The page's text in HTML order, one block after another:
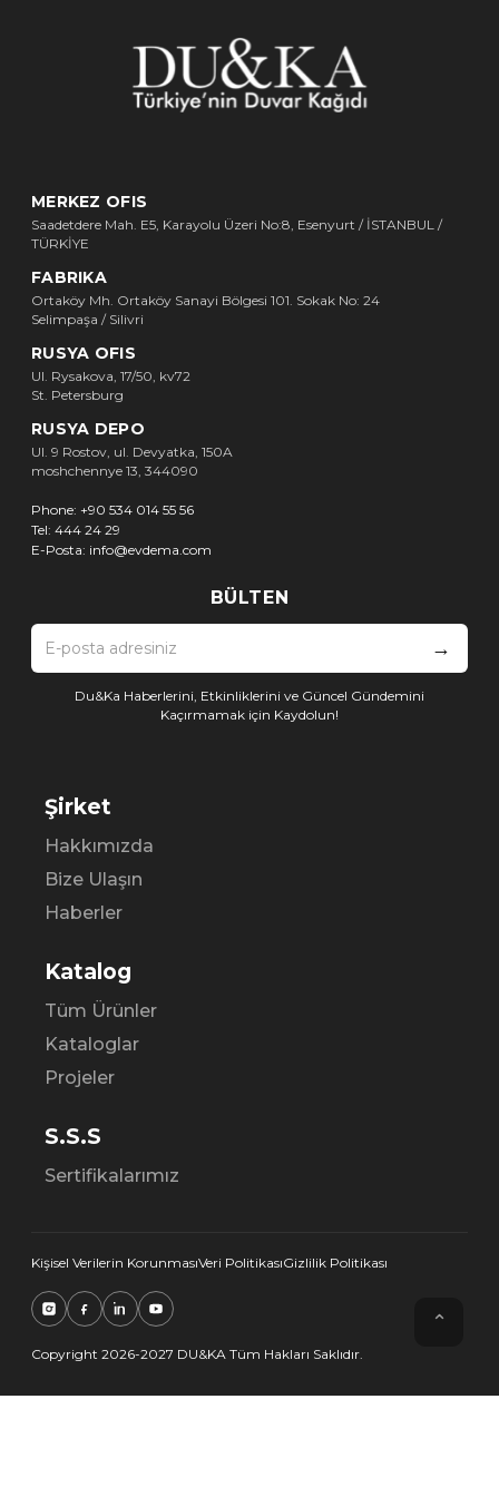
MERKEZ OFIS
Saadetdere Mah. E5, Karayolu Üzeri No:8, Esenyurt / İSTANBUL /
TÜRKİYE
FABRIKA
Ortaköy Mh. Ortaköy Sanayi Bölgesi 101. Sokak No: 24
Selimpaşa / Silivri
RUSYA OFIS
Ul. Rysakova, 17/50, kv72
St. Petersburg
RUSYA DEPO
Ul. 9 Rostov, ul. Devyatka, 150A
moshchennye 13, 344090
Phone: +90 534 014 55 56
Tel: 444 24 29
E-Posta: info@evdema.com
BÜLTEN
→
Du&Ka Haberlerini, Etkinliklerini ve Güncel Gündemini
Kaçırmamak için Kaydolun!
Şirket
Hakkımızda
Bize Ulaşın
Haberler
Katalog
Tüm Ürünler
Kataloglar
Projeler
S.S.S
Sertifikalarımız
Kişisel Verilerin KorunmasıVeri PolitikasıGizlilik Politikası
Copyright 2026-2027 DU&KA Tüm Hakları Saklıdır.
⌃